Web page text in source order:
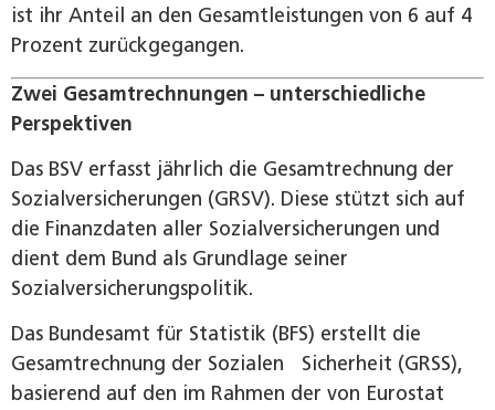
ist ihr Anteil an den Gesamtleistungen von 6 auf 4
Prozent zurückgegangen.
Zwei Gesamtrechnungen – unterschiedliche
Perspektiven
Das BSV erfasst jährlich die Gesamtrechnung der
Sozialversicherungen (GRSV). Diese stützt sich auf
die Finanzdaten aller Sozialversicherungen und
dient dem Bund als Grundlage seiner
Sozialversicherungspolitik.
Das Bundesamt für Statistik (BFS) erstellt die
Gesamtrechnung der Sozialen Sicherheit (GRSS),
basierend auf den im Rahmen der von Eurostat